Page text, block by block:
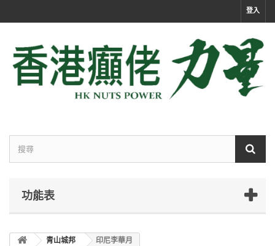
登入
功能表
青山城邦 印尼李華月